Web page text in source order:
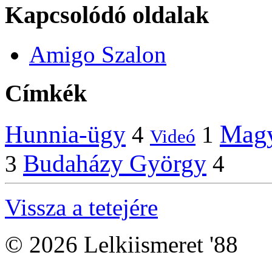
Kapcsolódó oldalak
Amigo Szalon
Címkék
Hunnia-ügy 4 Videó 1
3 Budaházy György 4
Vissza a tetejére
© 2026 Lelkiismeret '88